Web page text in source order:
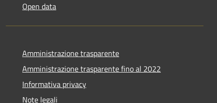
Open data
Amministrazione trasparente
Amministrazione trasparente fino al 2022
Informativa privacy
Note legali